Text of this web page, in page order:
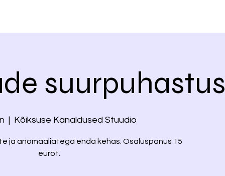
suurpuhastus
  |
Kõiksuse Kanaldused Stuudio
ja anomaaliatega enda kehas. Osaluspanus 15
eurot.